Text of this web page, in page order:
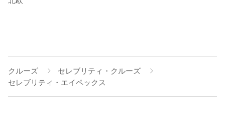
クルーズ
セレブリティ・クルーズ
セレブリティ・エイペックス